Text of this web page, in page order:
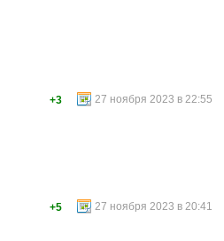
27 ноября 2023 в 22:55
+3
27 ноября 2023 в 20:41
+5